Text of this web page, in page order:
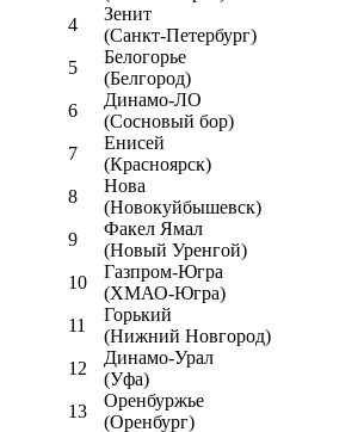
4
Зенит
(Санкт-Петербург)
5
Белогорье
(Белгород)
6
Динамо-ЛО
(Сосновый бор)
7
Енисей
(Красноярск)
8
Нова
(Новокуйбышевск)
9
Факел Ямал
(Новый Уренгой)
10
Газпром-Югра
(ХМАО-Югра)
11
Горький
(Нижний Новгород)
12
Динамо-Урал
(Уфа)
13
Оренбуржье
(Оренбург)